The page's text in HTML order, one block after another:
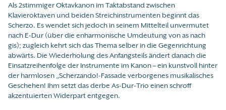
Als 2stimmiger Oktavkanon im Taktabstand zwischen
Klavieroktaven und beiden Streichinstrumenten beginnt das
Scherzo. Es wendet sich jedoch in seinem Mittelteil unvermutet
nach E-Dur (über die enharmonische Umdeutung von as nach
gis); zugleich kehrt sich das Thema selber in die Gegenrichtung
abwärts. Die Wiederholung des Anfangsteils ändert danach die
Einsatzreihenfolge der Instrumente im Kanon – ein kunstvoll hinter
der harmlosen „Scherzando!-Fassade verborgenes musikalisches
Geschehen! Ihm setzt das derbe As-Dur-Trio einen schroff
akzentuierten Widerpart entgegen.